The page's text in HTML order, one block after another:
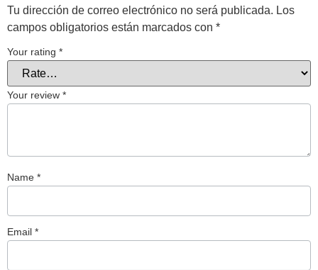
Tu dirección de correo electrónico no será publicada. Los
campos obligatorios están marcados con *
Your rating *
Your review *
Name *
Email *